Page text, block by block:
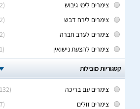
(2)
צימרים לימי גיבוש
(2)
צימרים לירח דבש
(2)
צימרים לערב חברה
(1)
צימרים להצעת נישואין
קטגוריות מובילות
(132)
צימרים עם בריכה
(7)
צימרים זולים